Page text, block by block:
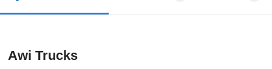
Awi Trucks